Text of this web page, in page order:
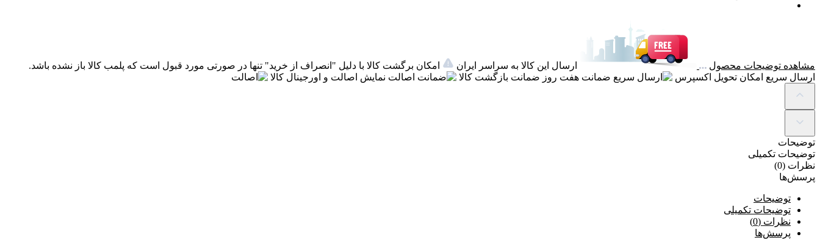
مشاهده توضیحات محصول ارسال این کالا به سراسر ایران
امکان برگشت کالا با دلیل "انصراف از خرید" تنها در صورتی مورد قبول است که پلمب کالا باز نشده باشد.
ارسال سریع امکان تحویل اکسپرس ضمانت هفت روز ضمانت بازگشت کالا اصالت نمایش اصالت و اورجینال کالا
توضیحات
توضیحات تکمیلی
نظرات (0)
پرسش‌ها
توضیحات
توضیحات تکمیلی
نظرات (0)
پرسش‌ها